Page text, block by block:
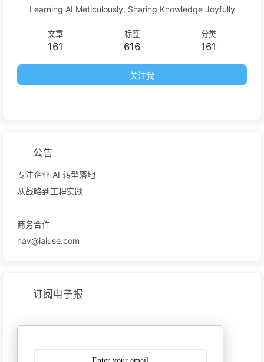
Learning AI Meticulously, Sharing Knowledge Joyfully
文章
161
标签
616
分类
161
关注我
公告
专注企业 AI 转型落地
从战略到工程实践
商务合作
nav@iaiuse.com
订阅电子报